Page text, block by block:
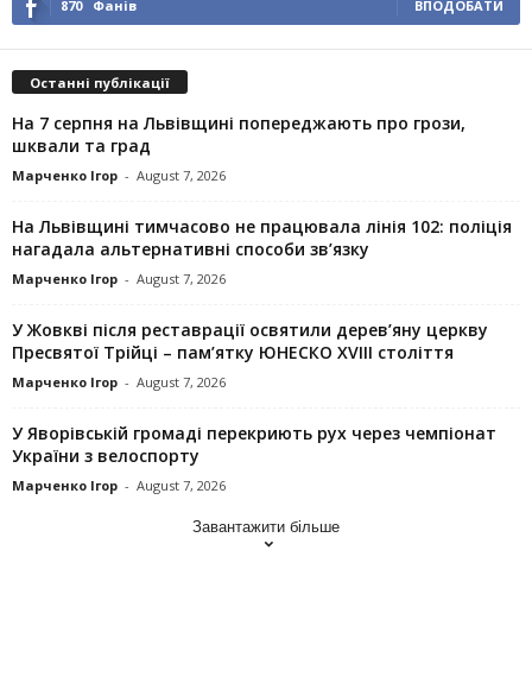
870 Фанів ВПОДОБАТИ
Останні публікації
На 7 серпня на Львівщині попереджають про грози,
шквали та град
Марченко Ігор - August 7, 2026
На Львівщині тимчасово не працювала лінія 102: поліція
нагадала альтернативні способи зв’язку
Марченко Ігор - August 7, 2026
У Жовкві після реставрації освятили дерев’яну церкву
Пресвятої Трійці – пам’ятку ЮНЕСКО XVIII століття
Марченко Ігор - August 7, 2026
У Яворівській громаді перекриють рух через чемпіонат
України з велоспорту
Марченко Ігор - August 7, 2026
Завантажити більше